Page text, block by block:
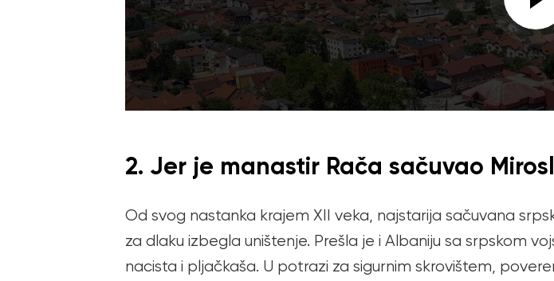
2. Jer je manastir Rača sačuvao
Od svog nastanka krajem XII veka, najstarija sačuvana
za dlaku izbegla uništenje. Prešla je i Albaniju sa srpskom
nacista i pljačkaša. U potrazi za sigurnim skrovištem,